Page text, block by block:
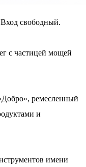
Вход свободный.
с частицей мощей
ремесленный
и
имени